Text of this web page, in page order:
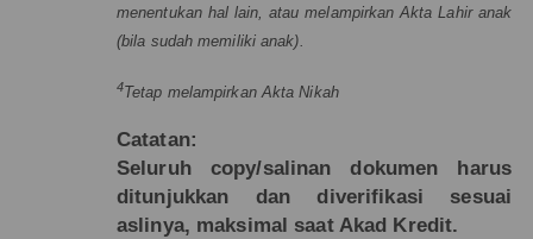
menentukan hal lain, atau melampirkan Akta Lahir anak
(bila sudah memiliki anak).
4Tetap melampirkan Akta Nikah
Catatan:
Seluruh copy/salinan dokumen harus
ditunjukkan dan diverifikasi sesuai
aslinya, maksimal saat Akad Kredit.